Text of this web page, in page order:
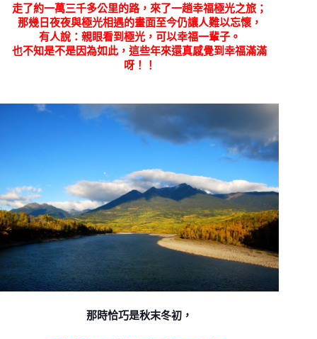
走了約一萬三千多公里的路，來了一趟幸福極光之旅；
那幾日夜夜與極光相遇的畫面至今仍讓人難以忘懷，
有人說：親眼看到極光，可以幸福一輩子。
也不知是不是因為如此，這些年來還真感覺到幸福滿滿
呀！！
那時恰巧是秋末冬初，